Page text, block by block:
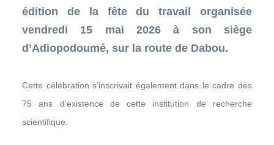
édition de la fête du travail organisée
vendredi 15 mai 2026 à son siège
d’Adiopodoumé, sur la route de Dabou.
Cette célébration s’inscrivait également dans le cadre des
75 ans d’existence de cette institution de recherche
scientifique.